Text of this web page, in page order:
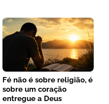
Fé não é sobre religião, é
sobre um coração
entregue a Deus